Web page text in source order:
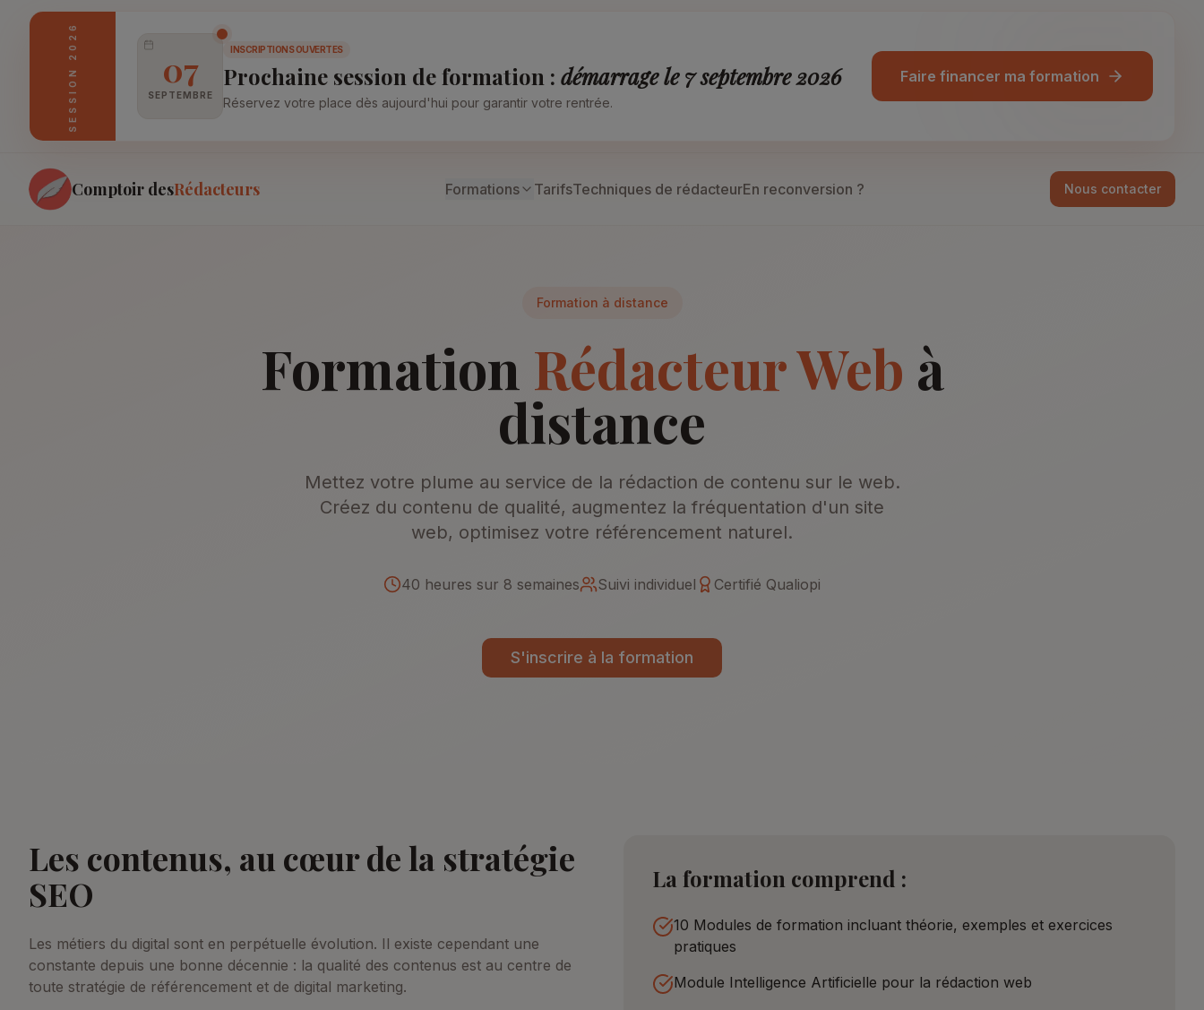
SESSION 2026 07
SEPTEMBRE
INSCRIPTIONS OUVERTES
Prochaine session de formation : démarrage le 7 septembre 2026
Réservez votre place dès aujourd'hui pour garantir votre rentrée.
Faire financer ma formation
Comptoir desRédacteurs Formations TarifsTechniques de rédacteurEn reconversion ? Nous contacter
Formation à distance
Formation Rédacteur Web à
distance
Mettez votre plume au service de la rédaction de contenu sur le web.
Créez du contenu de qualité, augmentez la fréquentation d'un site
web, optimisez votre référencement naturel.
40 heures sur 8 semaines Suivi individuel Certifié Qualiopi
S'inscrire à la formation
Les contenus, au cœur de la stratégie
SEO
Les métiers du digital sont en perpétuelle évolution. Il existe cependant une
constante depuis une bonne décennie : la qualité des contenus est au centre de
toute stratégie de référencement et de digital marketing.
La formation comprend :
10 Modules de formation incluant théorie, exemples et exercices
pratiques
Module Intelligence Artificielle pour la rédaction web